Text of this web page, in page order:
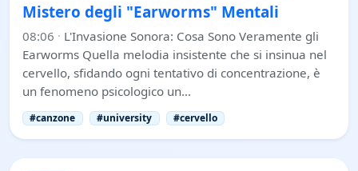
Mistero degli "Earworms" Mentali
08:06 · L'Invasione Sonora: Cosa Sono Veramente gli
Earworms Quella melodia insistente che si insinua nel
cervello, sfidando ogni tentativo di concentrazione, è
un fenomeno psicologico un…
#canzone #university #cervello